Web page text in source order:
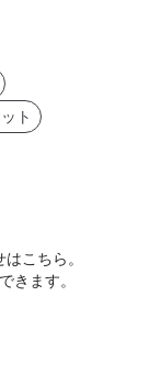
ト
こちら。
きます。